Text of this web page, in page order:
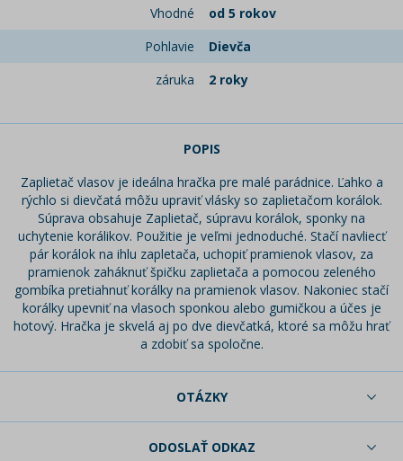
Vhodné
od 5 rokov
Pohlavie
Dievča
záruka
2 roky
POPIS
Zaplietač vlasov je ideálna hračka pre malé parádnice. Ľahko a
rýchlo si dievčatá môžu upraviť vlásky so zaplietačom korálok.
Súprava obsahuje Zaplietač, súpravu korálok, sponky na
uchytenie korálikov. Použitie je veľmi jednoduché. Stačí navliecť
pár korálok na ihlu zapletača, uchopiť pramienok vlasov, za
pramienok zaháknuť špičku zaplietača a pomocou zeleného
gombíka pretiahnuť korálky na pramienok vlasov. Nakoniec stačí
korálky upevniť na vlasoch sponkou alebo gumičkou a účes je
hotový. Hračka je skvelá aj po dve dievčatká, ktoré sa môžu hrať
a zdobiť sa spoločne.
OTÁZKY
ODOSLAŤ ODKAZ